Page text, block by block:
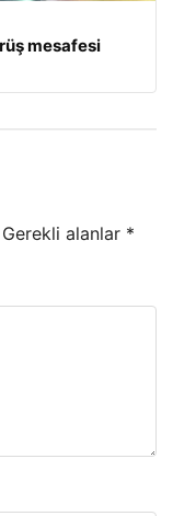
mesafesi
Gerekli alanlar *